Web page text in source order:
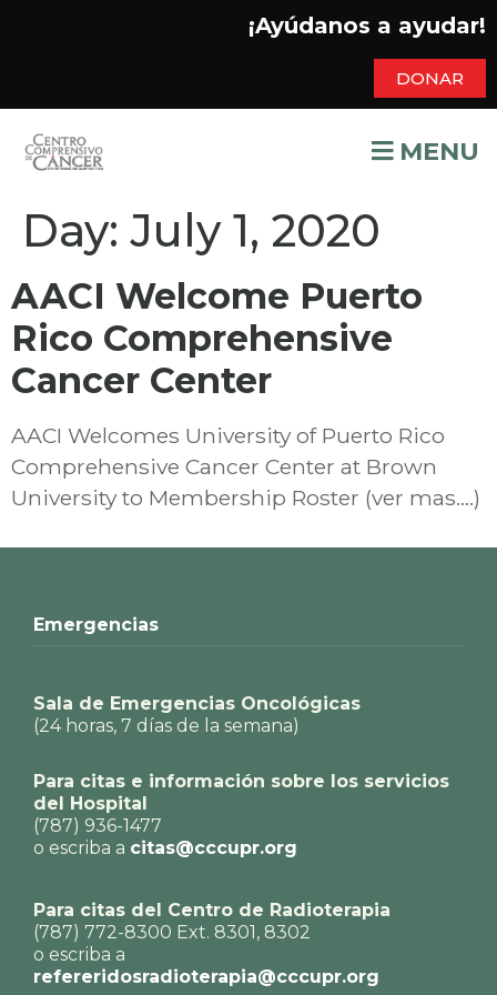
¡Ayúdanos a ayudar!
DONAR
MENU
Day:July 1, 2020
AACI Welcome Puerto
Rico Comprehensive
Cancer Center
AACI Welcomes University of Puerto Rico
Comprehensive Cancer Center at Brown
University to Membership Roster (ver mas….)
Emergencias
Sala de Emergencias Oncológicas
(24 horas, 7 días de la semana)
Para citas e información sobre los servicios
del Hospital
(787) 936-1477
o escriba a citas@cccupr.org
Para citas del Centro de Radioterapia
(787) 772-8300 Ext. 8301, 8302
o escriba a
refereridosradioterapia@cccupr.org